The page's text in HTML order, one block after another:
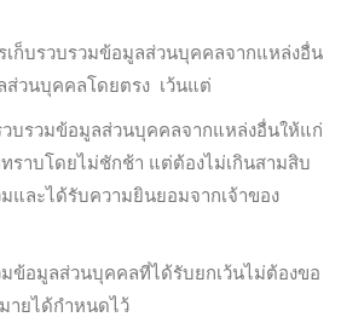
เก็บรวบรวมข้อมูลส่วนบุคคลจากแหล่งอื่น
ส่วนบุคคลโดยตรง เว้นแต่
วบรวมข้อมูลส่วนบุคคลจากแหล่งอื่นให้แก่
ราบโดยไม่ชักช้า แต่ต้องไม่เกินสามสิบ
และได้รับความยินยอมจากเจ้าของ
มข้อมูลส่วนบุคคลที่ได้รับยกเว้นไม่ต้องขอ
ายได้กำหนดไว้